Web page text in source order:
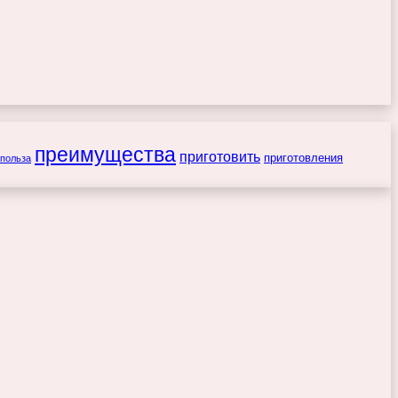
польза преимущества приготовить приготовления